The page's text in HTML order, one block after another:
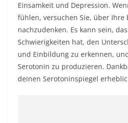
Einsamkeit und Depression.
fühlen, versuchen Sie, über Ihre
nachzudenken. Es kann sein,
Schwierigkeiten hat, den
und Einbildung zu erkennen,
Serotonin zu produzieren.
deinen Serotoninspiegel